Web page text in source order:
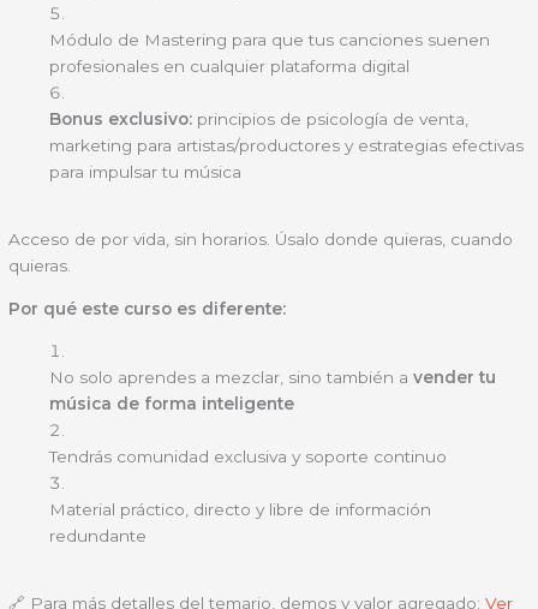
Módulo de Mastering para que tus canciones suenen
profesionales en cualquier plataforma digital
Bonus exclusivo: principios de psicología de venta,
marketing para artistas/productores y estrategias efectivas
para impulsar tu música
Acceso de por vida, sin horarios. Úsalo donde quieras, cuando
quieras.
Por qué este curso es diferente:
No solo aprendes a mezclar, sino también avender tu
música de forma inteligente
Tendrás comunidad exclusiva y soporte continuo
Material práctico, directo y libre de información
redundante
🔗 Para más detalles del temario, demos y valor agregado:Ver